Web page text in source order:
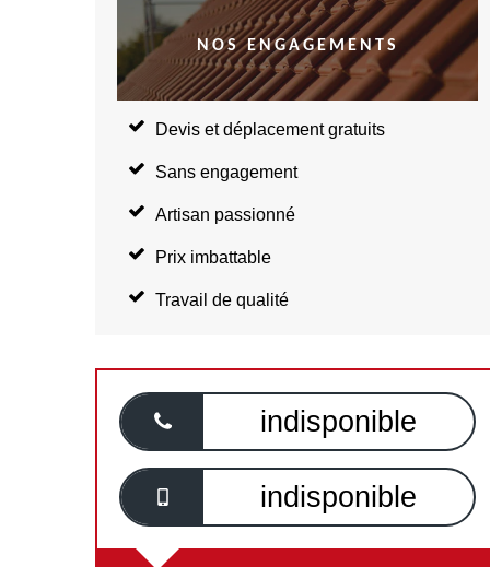
NOS ENGAGEMENTS
Devis et déplacement gratuits
Sans engagement
Artisan passionné
Prix imbattable
Travail de qualité
indisponible
indisponible